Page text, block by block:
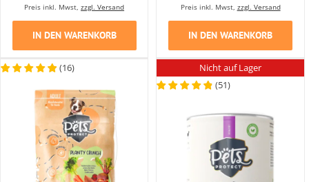
Preis inkl. Mwst,zzgl. Versand
IN DEN WARENKORB
Preis inkl. Mwst, zzgl. Versand
IN DEN WARENKORB
(16)
Nicht auf Lager
(51)